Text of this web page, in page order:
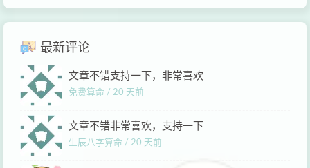
最新评论
文章不错支持一下，非常喜欢
免费算命 / 20 天前
文章不错非常喜欢，支持一下
生辰八字算命 / 20 天前